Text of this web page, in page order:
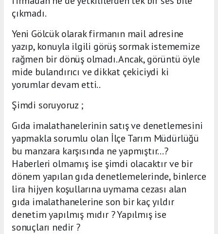
çıkmadı.
Yeni Gölcük olarak firmanın mail adresine
yazıp, konuyla ilgili görüş sormak istememize
rağmen bir dönüş olmadı. Ancak, görüntü öyle
mide bulandırıcı ve dikkat çekiciydi ki
yorumlar devam etti..
Şimdi soruyoruz ;
Gıda imalathanelerinin satış ve denetlemesini
yapmakla sorumlu olan İlçe Tarım Müdürlüğü
bu manzara karşısında ne yapmıştır...?
Haberleri olmamış ise şimdi olacaktır ve bir
dönem yapılan gıda denetlemelerinde, binlerce
lira hijyen koşullarına uymama cezası alan
gıda imalathanelerine son bir kaç yıldır
denetim yapılmış mıdır ? Yapılmış ise
sonuçları nedir ?